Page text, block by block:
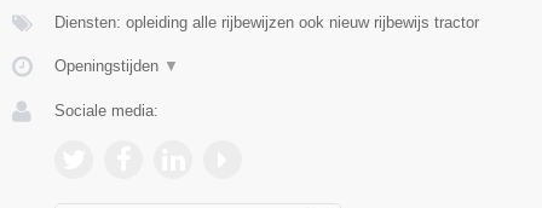
Diensten: opleiding alle rijbewijzen ook nieuw rijbewijs tractor
Openingstijden ▼
Sociale media: